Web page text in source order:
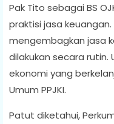
Pak Tito sebagai BS
praktisi jasa
mengembagkan jasa
dilakukan secara
ekonomi yang
Umum PPJKI.
Patut diketahui,